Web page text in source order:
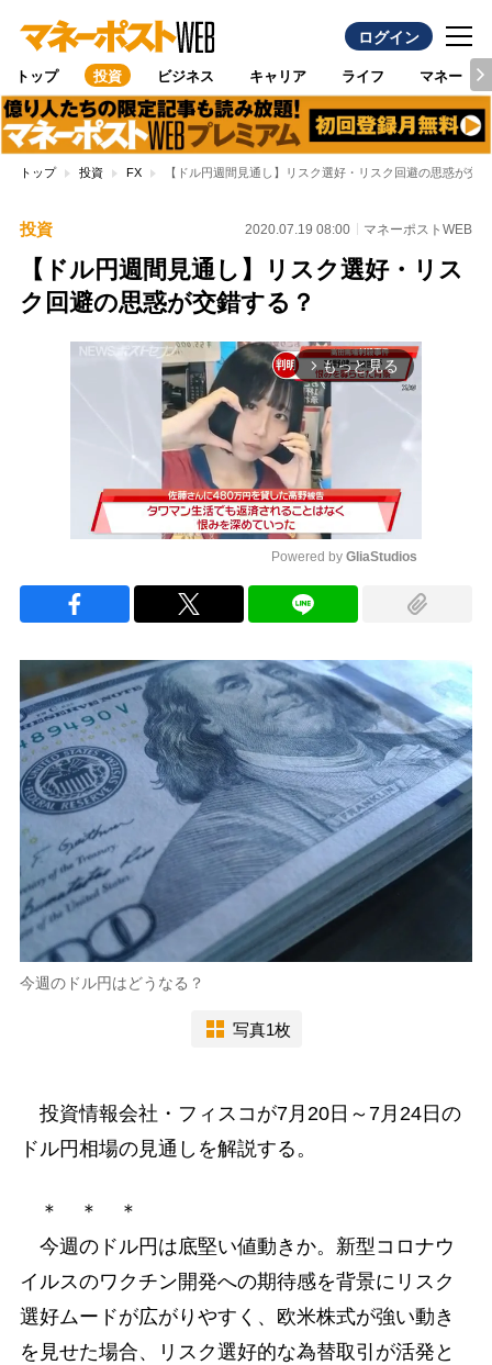
ログイン
トップ 投資 ビジネス キャリア ライフ マネー
トップ 投資 FX 【ドル円週間見通し】リスク選好・リスク回避の思惑が交
投資 2020.07.19 08:00 マネーポストWEB
【ドル円週間見通し】リスク選好・リス
ク回避の思惑が交錯する？
arrow_forward_ios もっと見る
Powered by GliaStudios
今週のドル円はどうなる？
写真1枚
投資情報会社・フィスコが7月20日～7月24日の
ドル円相場の見通しを解説する。
＊ ＊ ＊
今週のドル円は底堅い値動きか。新型コロナウ
イルスのワクチン開発への期待感を背景にリスク
選好ムードが広がりやすく、欧米株式が強い動き
を見せた場合、リスク選好的な為替取引が活発と